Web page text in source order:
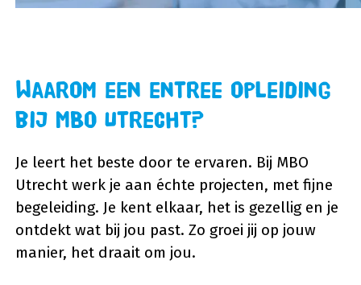
Waarom een entree opleiding
bij MBO Utrecht?
Je leert het beste door te ervaren. Bij MBO
Utrecht werk je aan échte projecten, met fijne
begeleiding. Je kent elkaar, het is gezellig en je
ontdekt wat bij jou past. Zo groei jij op jouw
manier, het draait om jou.